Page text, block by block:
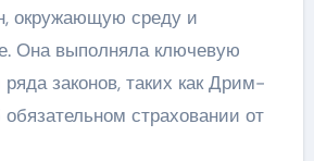
окружающую среду и
Она выполняла ключевую
законов, таких как Дрим-
обязательном страховании от